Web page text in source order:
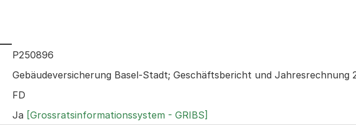
Ausgewählten Geschäft
P250896
Gebäudeversicherung Basel-Stadt; Geschäftsbericht und Jahresrechnung
FD
Ja [Grossratsinformationssystem - GRIBS]